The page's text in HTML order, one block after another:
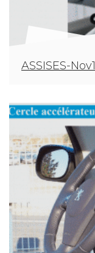
ASSISES-